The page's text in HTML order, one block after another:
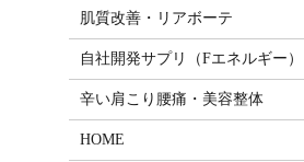
肌質改善・リアボーテ
自社開発サプリ（Fエネルギー）
辛い肩こり腰痛・美容整体
HOME